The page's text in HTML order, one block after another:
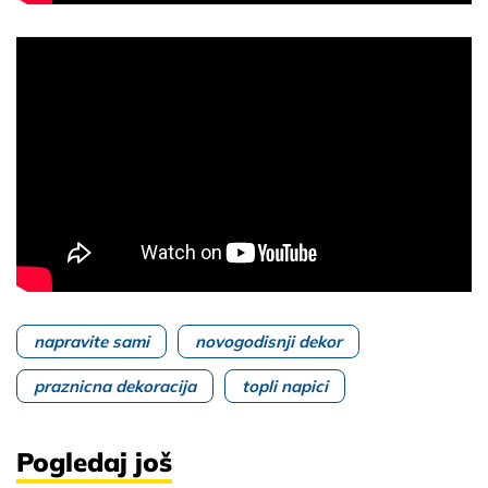
napravite sami novogodisnji dekor
praznicna dekoracija topli napici
Pogledaj još